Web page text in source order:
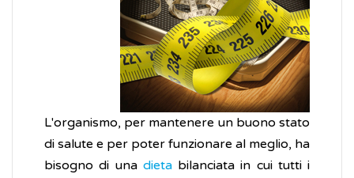
L'organismo, per mantenere un buono stato
di salute e per poter funzionare al meglio, ha
bisogno di una dieta bilanciata in cui tutti i